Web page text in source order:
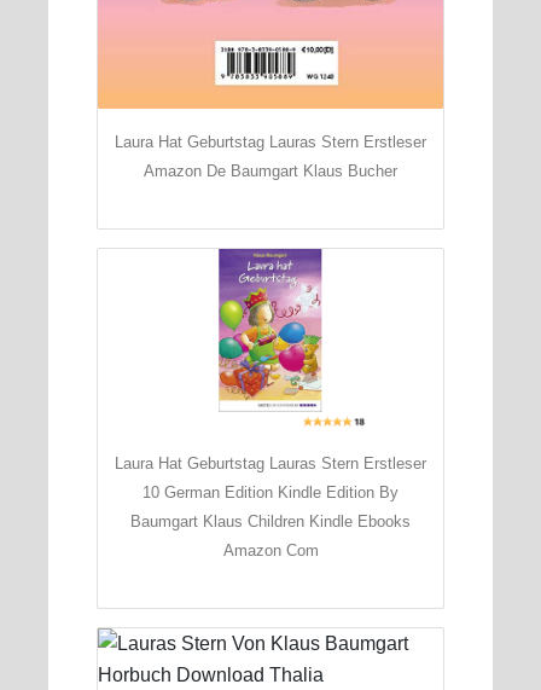
Laura Hat Geburtstag Lauras Stern Erstleser
Amazon De Baumgart Klaus Bucher
Laura Hat Geburtstag Lauras Stern Erstleser
10 German Edition Kindle Edition By
Baumgart Klaus Children Kindle Ebooks
Amazon Com